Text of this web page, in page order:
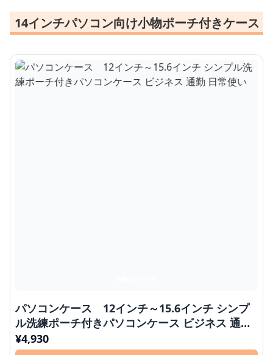
14インチパソコン向け小物ポーチ付きケース
パソコンケース 12インチ～15.6インチ シンプ
ル洗練ポーチ付きパソコンケース ビジネス 通勤
日常使い
¥4,930